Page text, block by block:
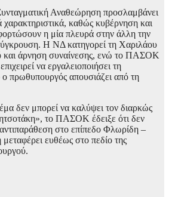
Αναθεώρηση προσλαμβάνει
χαρακτηριστικά, καθώς κυβέρνηση και
η μία πλευρά στην άλλη την
Η ΝΔ κατηγορεί τη Χαριλάου
και άρνηση συναίνεσης, ενώ το ΠΑΣΟΚ
να εργαλειοποιήσει τη
πρωθυπουργός απουσιάζει από τη
δεν μπορεί να καλύψει τον διαρκώς
το ΠΑΣΟΚ έδειξε ότι δεν
στο επίπεδο Φλωρίδη –
ευθέως στο πεδίο της